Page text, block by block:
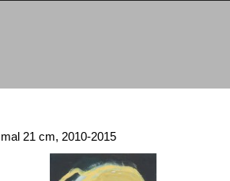
21 cm, 2010-2015